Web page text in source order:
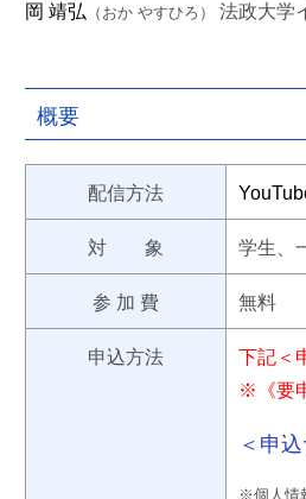
岡 靖弘 （おか やすひろ） 法政大学
概要
配信方法
対 象 学生、
参 加 費 無料
申込方法
下記＜
※《要
＜申
※個人情